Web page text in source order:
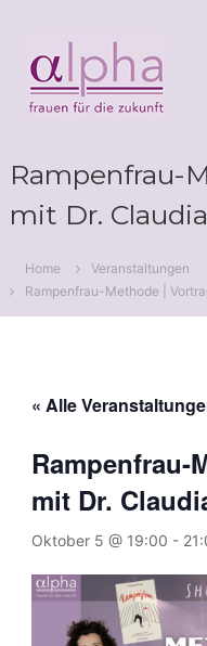
content
alpha
Frauen
für
die
Rampenfrau-
mit Dr.
Home
Veranstaltungen
Rampenfrau-Methode |
« Alle
Rampenfrau-
mit Dr.
Oktober 5 @ 19:00 -